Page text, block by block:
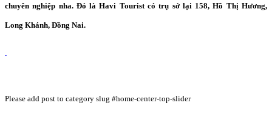
chuyên nghiệp nha. Đó là Havi Tourist có trụ sở lại 158, Hồ Thị Hương,
Long Khánh, Đồng Nai.
Please add post to category slug #home-center-top-slider